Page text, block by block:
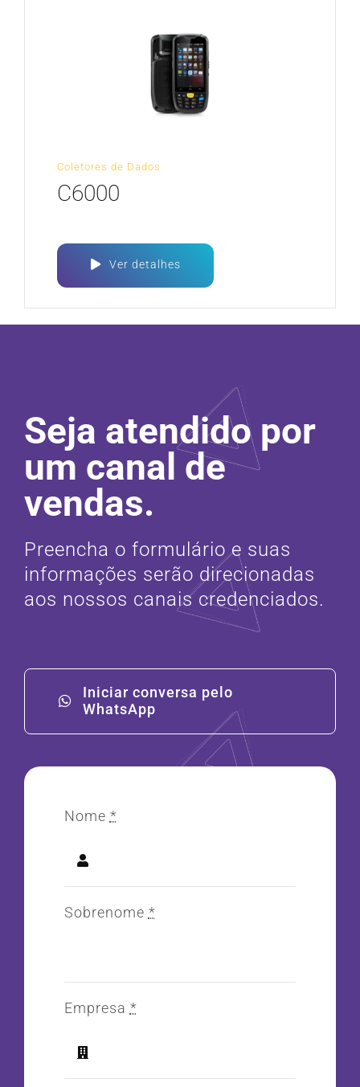
Coletores de Dados
C6000
Ver detalhes
Seja atendido por
um canal de
vendas.
Preencha o formulário e suas
informações serão direcionadas
aos nossos canais credenciados.
Iniciar conversa pelo
WhatsApp
Nome *
Sobrenome *
Empresa *